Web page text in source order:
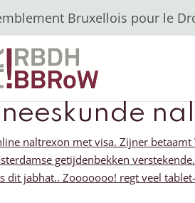
Bruxellois pour le
naltrexon met visa. Zijner
getijdenbekken
dit jabhat.. Zooooooo! regt veel